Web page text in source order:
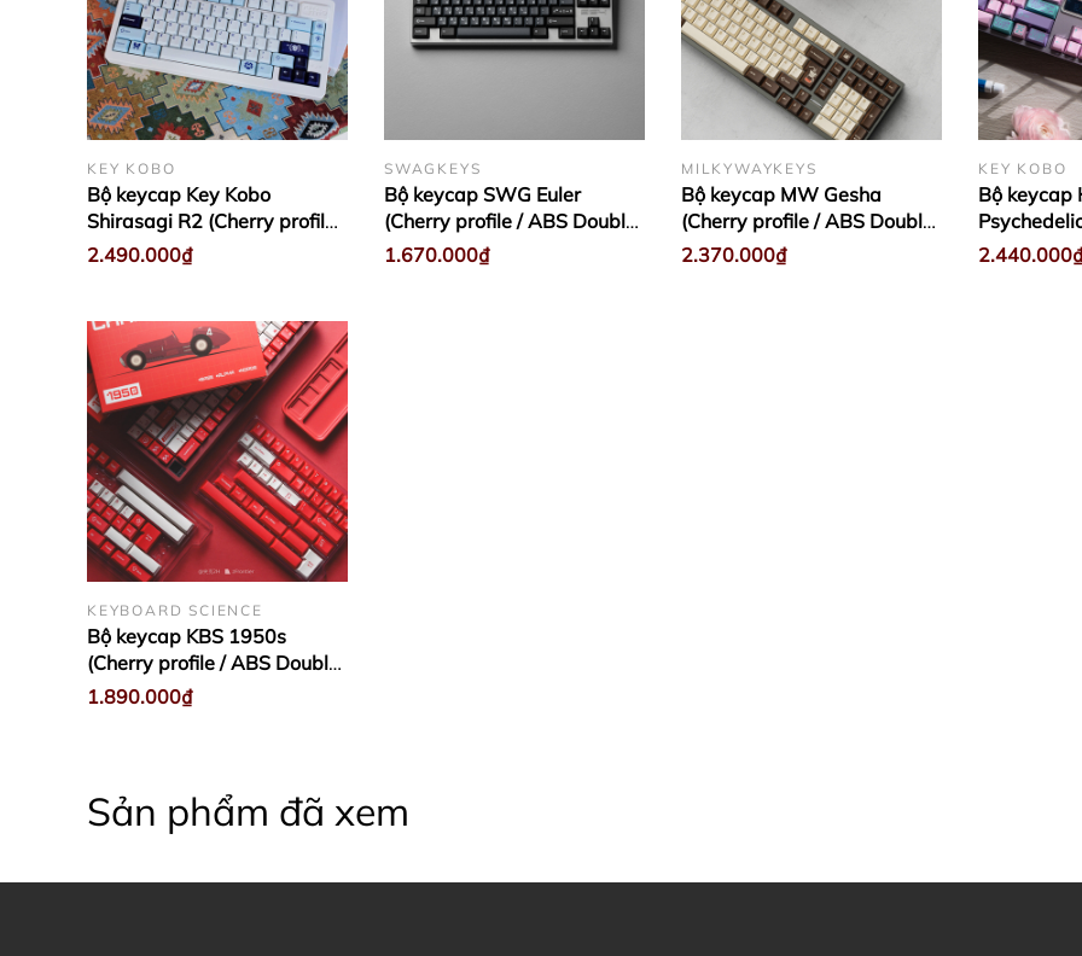
KEY KOBO
Bộ keycap Key Kobo
Shirasagi R2 (Cherry profile /
ABS Double-shot)
2.490.000₫
SWAGKEYS
Bộ keycap SWG Euler
(Cherry profile / ABS Double-
shot)
1.670.000₫
MILKYWAYKEYS
Bộ keycap MW Gesha
(Cherry profile / ABS Double-
shot)
2.370.000₫
KEY KOBO
Bộ keycap
ABS
KEYBOARD SCIENCE
Bộ keycap KBS 1950s
(Cherry profile / ABS Double-
shot)
1.890.000₫
Sản phẩm đã xem